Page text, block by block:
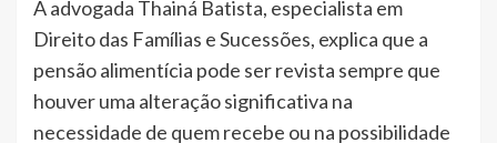
A advogada Thainá Batista, especialista em
Direito das Famílias e Sucessões, explica que a
pensão alimentícia pode ser revista sempre que
houver uma alteração significativa na
necessidade de quem recebe ou na possibilidade